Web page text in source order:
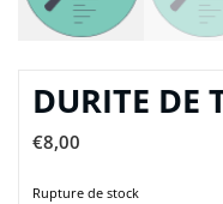
DURITE DE
€8,00
Rupture de stock